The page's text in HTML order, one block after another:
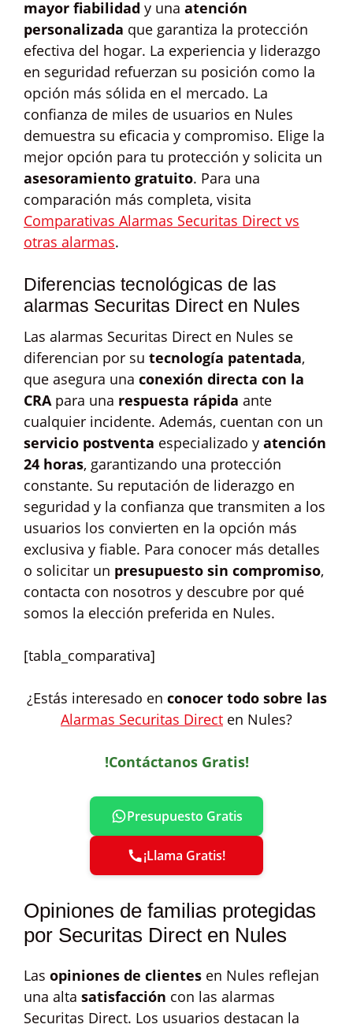
mayor fiabilidad y una atención
personalizada que garantiza la protección
efectiva del hogar. La experiencia y liderazgo
en seguridad refuerzan su posición como la
opción más sólida en el mercado. La
confianza de miles de usuarios en Nules
demuestra su eficacia y compromiso. Elige la
mejor opción para tu protección y solicita un
asesoramiento gratuito. Para una
comparación más completa, visita
Comparativas Alarmas Securitas Direct vs
otras alarmas.
Diferencias tecnológicas de las
alarmas Securitas Direct en Nules
Las alarmas Securitas Direct en Nules se
diferencian por su tecnología patentada,
que asegura una conexión directa con la
CRApara una respuesta rápida ante
cualquier incidente. Además, cuentan con un
servicio postventa especializado y atención
24 horas, garantizando una protección
constante. Su reputación de liderazgo en
seguridad y la confianza que transmiten a los
usuarios los convierten en la opción más
exclusiva y fiable. Para conocer más detalles
o solicitar un presupuesto sin compromiso,
contacta con nosotros y descubre por qué
somos la elección preferida en Nules.
[tabla_comparativa]
¿Estás interesado en conocer todo sobre las
Alarmas Securitas Direct en Nules?
!Contáctanos Gratis!
Presupuesto Gratis
¡Llama Gratis!
Opiniones de familias protegidas
por Securitas Direct en Nules
Las opiniones de clientes en Nules reflejan
una alta satisfacción con las alarmas
Securitas Direct. Los usuarios destacan la